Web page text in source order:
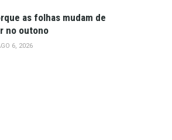
as folhas mudam de
no outono
6, 2026